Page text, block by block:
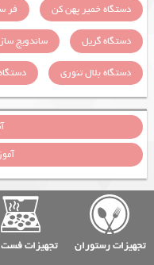
دستگاه خمیر پهن کن
فر
دستگاه گریل
ساندویچ ساز
دستگاه بلال تنوری
تجهیزات رستوران تجهیزات